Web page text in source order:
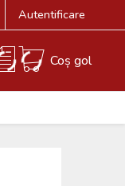
Autentificare
Coș gol